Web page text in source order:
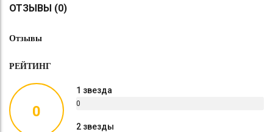
ОТЗЫВЫ (0)
Отзывы
РЕЙТИНГ
0
1 звезда
0
2 звезды